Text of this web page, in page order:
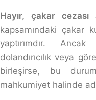
Hayır, çakar
kapsamındaki çakar
yaptırımdır.
dolandırıcılık veya
birleşirse, bu
mahkumiyet halinde